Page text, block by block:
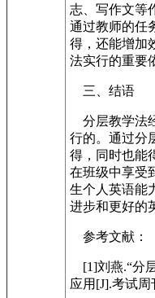
志、写作文等
通过教师的任
得，还能增加
法实行的重要
三、结语
分层教学法
行的。通过分
得，同时也能
在班级中享受
生个人英语能
进步和更好的
参考文献：
[1]刘燕.“分
应用[J].考试周